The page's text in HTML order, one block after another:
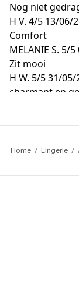
Nog niet
H V. 4/5 13/06/
Comfort
MELANIE S. 5/5
Zit mooi
H W. 5/531/05/
charmant en
Home Lingerie